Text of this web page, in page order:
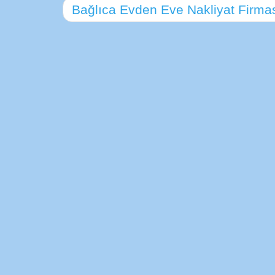
Bağlıca Evden Eve Nakliyat